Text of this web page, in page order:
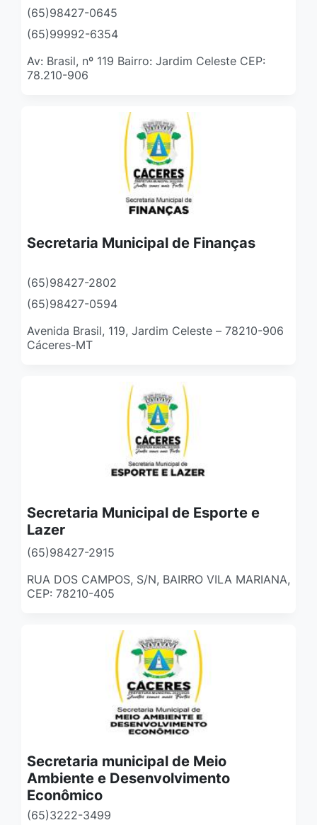
(65)98427-0645
(65)99992-6354
Av: Brasil, nº 119 Bairro: Jardim Celeste CEP:
78.210-906
Secretaria Municipal de Finanças
(65)98427-2802
(65)98427-0594
Avenida Brasil, 119, Jardim Celeste – 78210-906
Cáceres-MT
Secretaria Municipal de Esporte e
Lazer
(65)98427-2915
RUA DOS CAMPOS, S/N, BAIRRO VILA MARIANA,
CEP: 78210-405
Secretaria municipal de Meio
Ambiente e Desenvolvimento
Econômico
(65)3222-3499